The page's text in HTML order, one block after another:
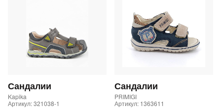
Сандалии
Kapika
Артикул: 321038-1
Сандалии
PRIMIGI
Артикул: 1363611